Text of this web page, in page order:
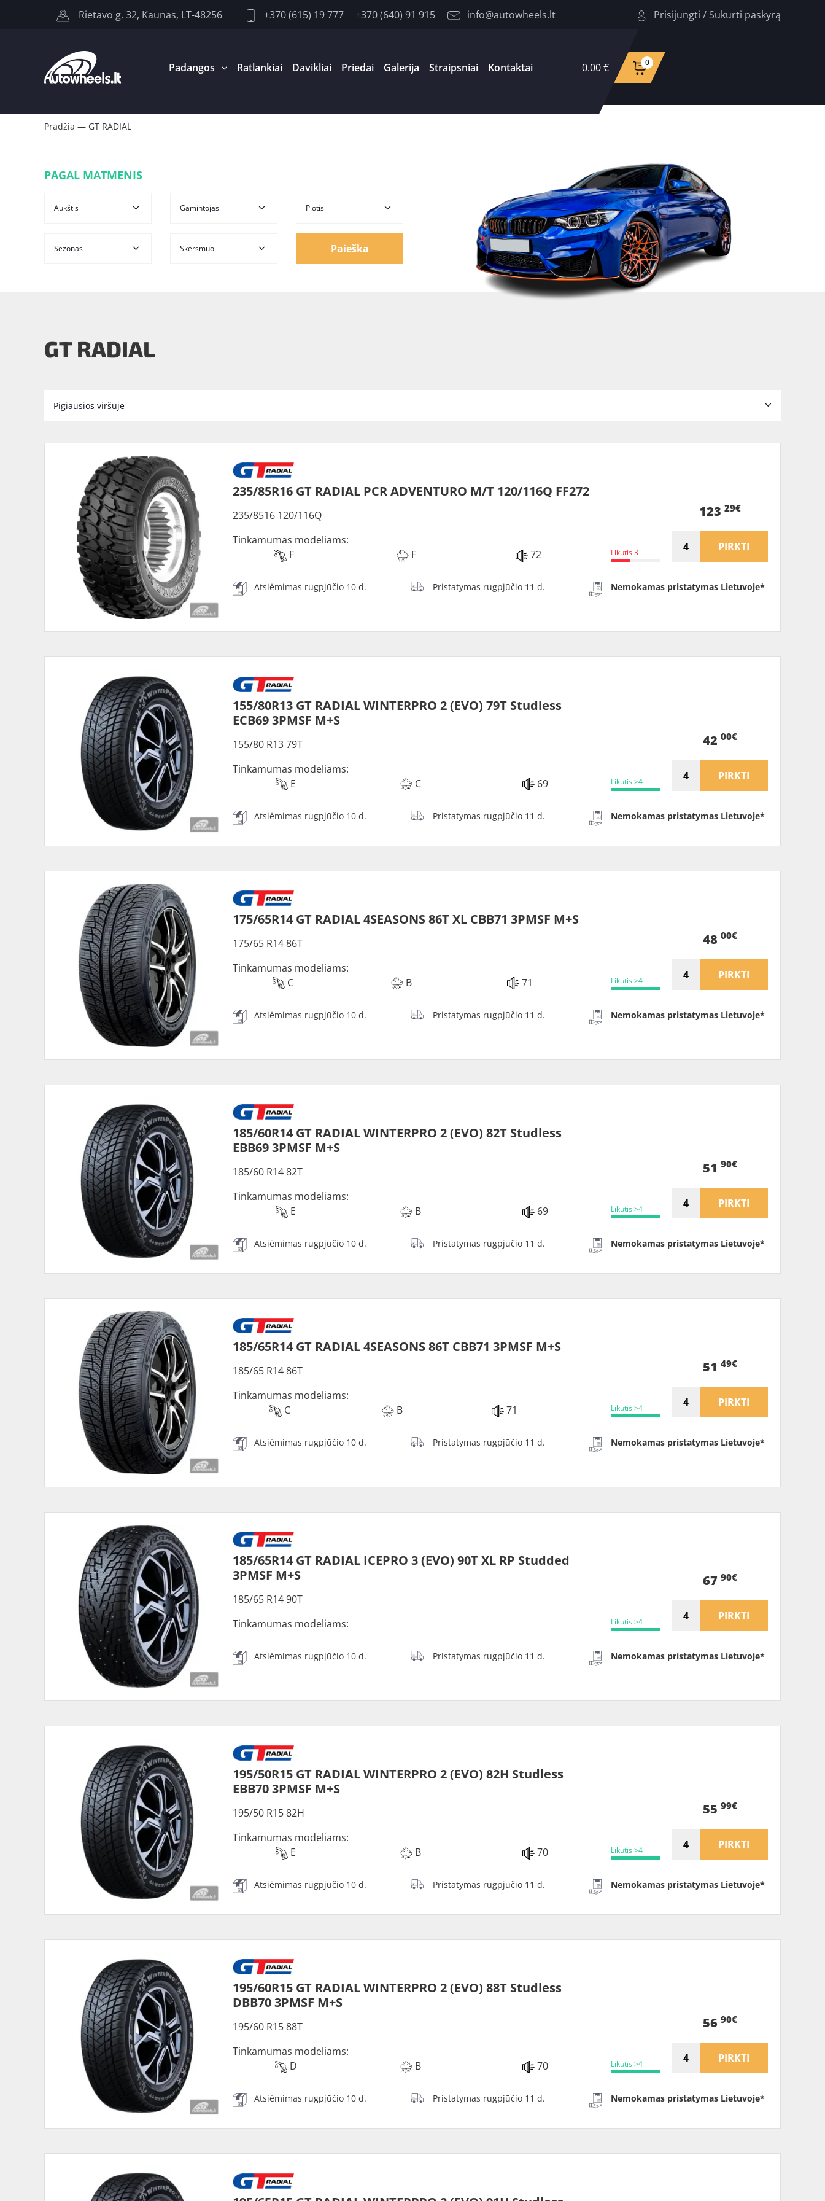
Rietavo g. 32, Kaunas, LT-48256 +370 (615) 19 777 +370 (640) 91 915 info@autowheels.lt Prisijungti / Sukurti paskyrą
Padangos Ratlankiai Davikliai Priedai Galerija Straipsniai Kontaktai 0.00 € 0
Pradžia — GT RADIAL
PAGAL MATMENIS
Paieška
GT RADIAL
235/85R16 GT RADIAL PCR ADVENTURO M/T 120/116Q FF272
235/8516 120/116Q
Tinkamumas modeliams:
F
F 72 Likutis 3
123 29€
PIRKTI
Atsiėmimas rugpjūčio 10 d. Pristatymas rugpjūčio 11 d. Nemokamas pristatymas Lietuvoje*
155/80R13 GT RADIAL WINTERPRO 2 (EVO) 79T Studless
ECB69 3PMSF M+S
155/80 R13 79T
Tinkamumas modeliams:
E
C 69 Likutis >4
42 00€
PIRKTI
Atsiėmimas rugpjūčio 10 d. Pristatymas rugpjūčio 11 d. Nemokamas pristatymas Lietuvoje*
175/65R14 GT RADIAL 4SEASONS 86T XL CBB71 3PMSF M+S
175/65 R14 86T
Tinkamumas modeliams:
C
B 71 Likutis >4
48 00€
PIRKTI
Atsiėmimas rugpjūčio 10 d. Pristatymas rugpjūčio 11 d. Nemokamas pristatymas Lietuvoje*
185/60R14 GT RADIAL WINTERPRO 2 (EVO) 82T Studless
EBB69 3PMSF M+S
185/60 R14 82T
Tinkamumas modeliams:
E
B 69 Likutis >4
51 90€
PIRKTI
Atsiėmimas rugpjūčio 10 d. Pristatymas rugpjūčio 11 d. Nemokamas pristatymas Lietuvoje*
185/65R14 GT RADIAL 4SEASONS 86T CBB71 3PMSF M+S
185/65 R14 86T
Tinkamumas modeliams:
C
B 71 Likutis >4
51 49€
PIRKTI
Atsiėmimas rugpjūčio 10 d. Pristatymas rugpjūčio 11 d. Nemokamas pristatymas Lietuvoje*
185/65R14 GT RADIAL ICEPRO 3 (EVO) 90T XL RP Studded
3PMSF M+S
185/65 R14 90T
Tinkamumas modeliams:
Likutis >4
67 90€
PIRKTI
Atsiėmimas rugpjūčio 10 d. Pristatymas rugpjūčio 11 d. Nemokamas pristatymas Lietuvoje*
195/50R15 GT RADIAL WINTERPRO 2 (EVO) 82H Studless
EBB70 3PMSF M+S
195/50 R15 82H
Tinkamumas modeliams:
E
B 70 Likutis >4
55 99€
PIRKTI
Atsiėmimas rugpjūčio 10 d. Pristatymas rugpjūčio 11 d. Nemokamas pristatymas Lietuvoje*
195/60R15 GT RADIAL WINTERPRO 2 (EVO) 88T Studless
DBB70 3PMSF M+S
195/60 R15 88T
Tinkamumas modeliams:
D
B 70 Likutis >4
56 90€
PIRKTI
Atsiėmimas rugpjūčio 10 d. Pristatymas rugpjūčio 11 d. Nemokamas pristatymas Lietuvoje*